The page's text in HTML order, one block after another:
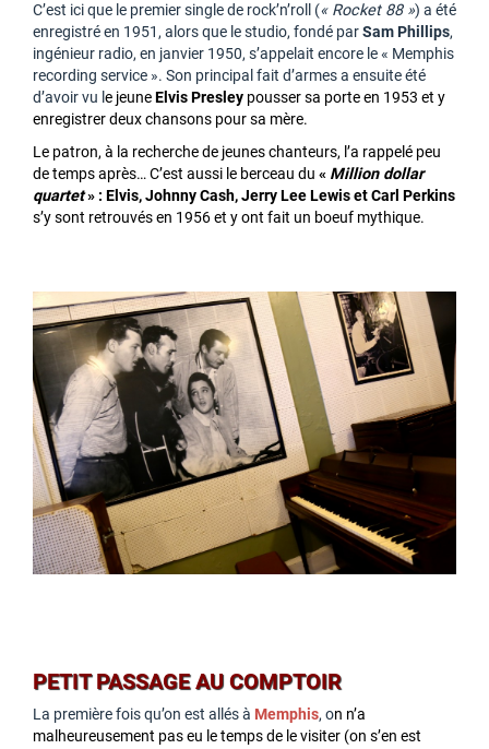
C’est ici que le premier single de rock’n’roll (« Rocket 88 ») a été
enregistré en 1951, alors que le studio, fondé parSam Phillips,
ingénieur radio, en janvier 1950, s’appelait encore le « Memphis
recording service ». Son principal fait d’armes a ensuite été
d’avoir vu l e jeuneElvis Presley pousser sa porte en 1953 et y
enregistrer deux chansons pour sa mère.
Le patron, à la recherche de jeunes chanteurs, l’a rappelé peu
de temps après… C’est aussi le berceau du « Million dollar
quartet» : Elvis, Johnny Cash, Jerry Lee Lewis et Carl Perkins
s’y sont retrouvés en 1956 et y ont fait un boeuf mythique.
PETIT PASSAGE AU COMPTOIR
La première fois qu’on est allés à Memphis, on n’a
malheureusement pas eu le temps de le visiter (on s’en est